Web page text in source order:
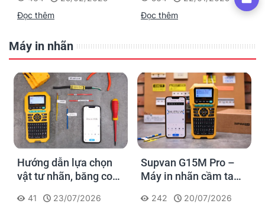
nhận diện cáp điện,
cáp mạng
Đọc thêm
nghiệp của Brother
Đọc thêm
Máy in nhãn
Hướng dẫn lựa chọn
vật tư nhãn, băng co
Supvan G15M Pro
41
23/07/2026
Supvan G15M Pro –
Máy in nhãn cầm tay
dấu một lần, tra cứu
242
20/07/2026